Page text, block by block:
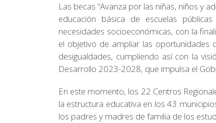
Las becas “Avanza por las niñas, niños y
educación básica de escuelas
necesidades socioeconómicas, con la
el objetivo de ampliar las oportunidades
desigualdades, cumpliendo así con la
Desarrollo 2023-2028, que impulsa el
En este momento, los 22 Centros
la estructura educativa en los 43
los padres y madres de familia de los